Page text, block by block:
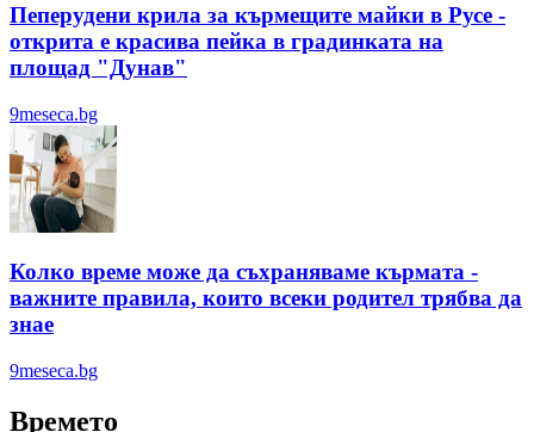
Пеперудени крила за кърмещите майки в Русе -
открита е красива пейка в градинката на
площад "Дунав"
9meseca.bg
Колко време може да съхраняваме кърмата -
важните правила, които всеки родител трябва да
знае
9meseca.bg
Времето